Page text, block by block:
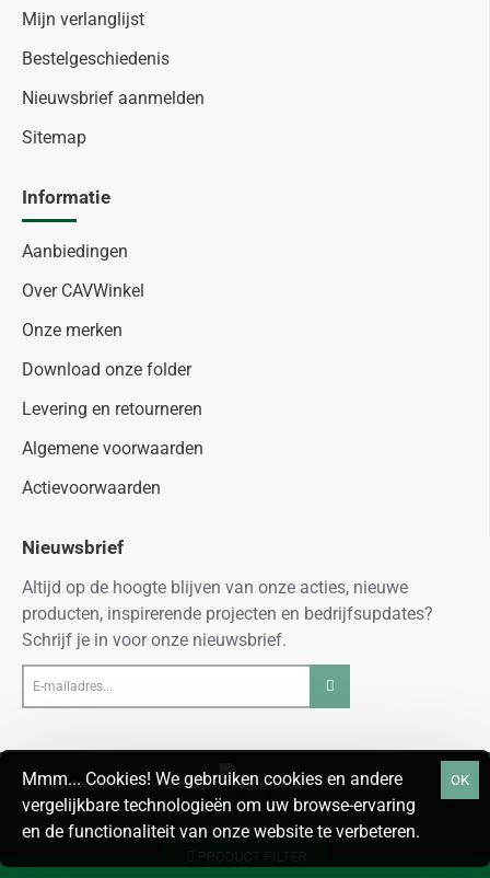
Mmm... Cookies! We gebruiken cookies en andere
vergelijkbare technologieën om uw browse-ervaring
en de functionaliteit van onze website te verbeteren.
OK
Mijn verlanglijst
Bestelgeschiedenis
Nieuwsbrief aanmelden
Sitemap
Informatie
Aanbiedingen
Over CAVWinkel
Onze merken
Download onze folder
Levering en retourneren
Algemene voorwaarden
Actievoorwaarden
Nieuwsbrief
Altijd op de hoogte blijven van onze acties, nieuwe
producten, inspirerende projecten en bedrijfsupdates?
Schrijf je in voor onze nieuwsbrief.
mailadres...
© 2026 cavwinkel.nl - Alle rechten voorbehouden
PRODUCT FILTER